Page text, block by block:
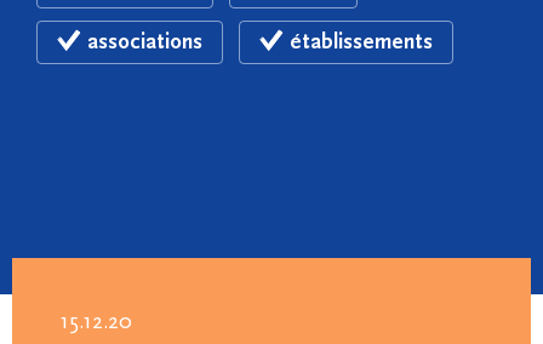
associations établissements
15.12.20